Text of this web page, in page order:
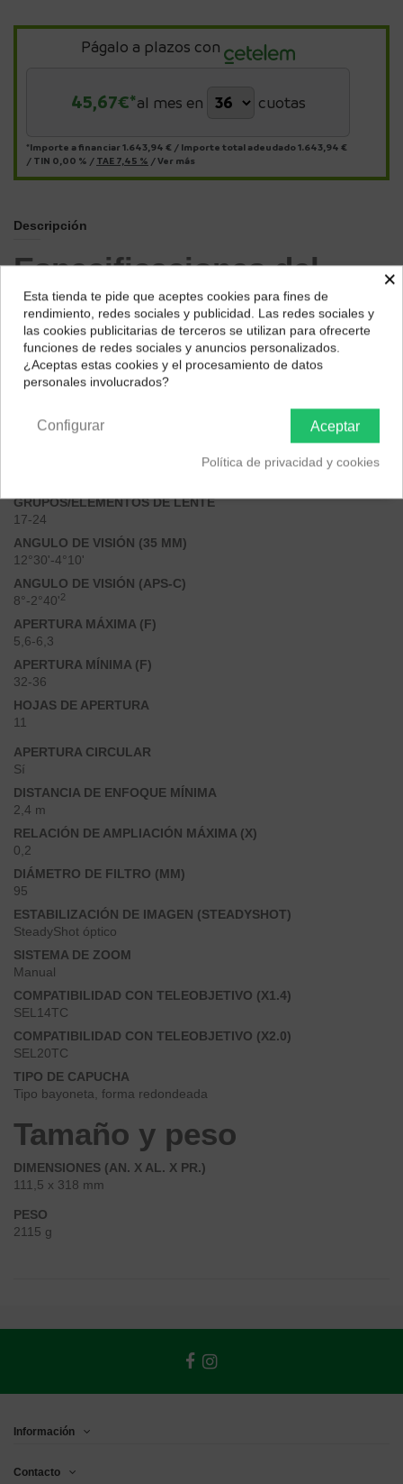
Págalo a plazos con
45,67€*al mes en cuotas
*Importe a financiar 1.643,94 € / Importe total adeudado1.643,94 €
/ TIN 0,00 % / TAE 7,45 % /Ver más
Descripción
Especificaciones del
objetivo
MONTAJE
Montura tipo E de Sony
FORMATO
DISTANCIA FOCAL (MM)
DISTANCIA FOCAL EQUIVALENTE A 35 MM (APS-C)
GRUPOS/ELEMENTOS DE LENTE
17-24
ANGULO DE VISIÓN (35 MM)
12°30'-4°10'
ANGULO DE VISIÓN (APS-C)
8°-2°40'2
APERTURA MÁXIMA (F)
5,6-6,3
APERTURA MÍNIMA (F)
32-36
HOJAS DE APERTURA
11
APERTURA CIRCULAR
Sí
DISTANCIA DE ENFOQUE MÍNIMA
2,4 m
RELACIÓN DE AMPLIACIÓN MÁXIMA (X)
0,2
DIÁMETRO DE FILTRO (MM)
95
ESTABILIZACIÓN DE IMAGEN (STEADYSHOT)
SteadyShot óptico
SISTEMA DE ZOOM
Manual
COMPATIBILIDAD CON TELEOBJETIVO (X1.4)
SEL14TC
COMPATIBILIDAD CON TELEOBJETIVO (X2.0)
SEL20TC
TIPO DE CAPUCHA
Tipo bayoneta, forma redondeada
Tamaño y peso
DIMENSIONES (AN. X AL. X PR.)
111,5 x 318 mm
PESO
2115 g
Información
Contacto
¿Dónde deseas recibir tu pedido?
Selecciona tu ubicación para mostrarte los precios e
impuestos correctos para tu región.
×
Esta tienda te pide que aceptes cookies para fines de
rendimiento, redes sociales y publicidad. Las redes sociales y
las cookies publicitarias de terceros se utilizan para ofrecerte
funciones de redes sociales y anuncios personalizados.
¿Aceptas estas cookies y el procesamiento de datos
personales involucrados?
Aceptar
Configurar
Política de privacidad y cookies